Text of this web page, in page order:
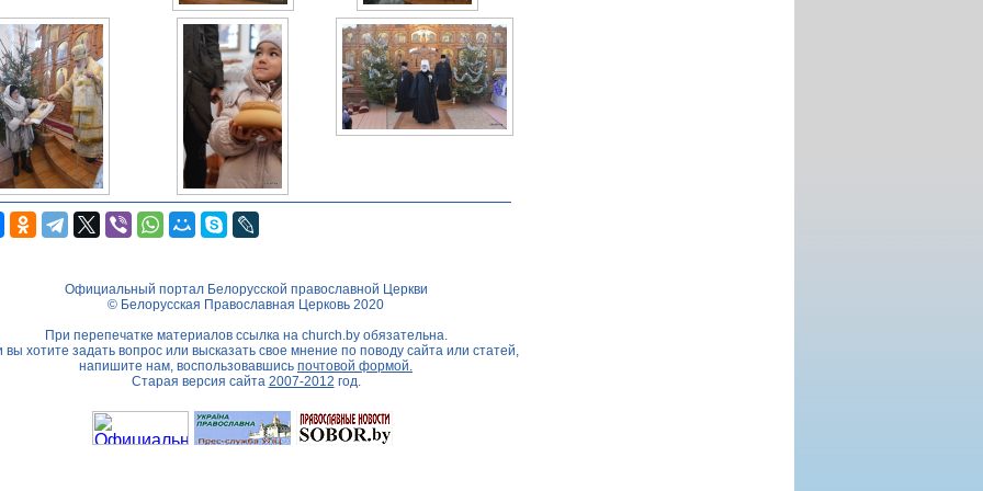
Официальный портал Белорусской православной Церкви
© Белорусская Православная Церковь 2020
При перепечатке материалов ссылка на church.byобязательна.
вы хотите задать вопрос или высказать свое мнение по поводу сайта или статей,
напишите нам, воспользовавшись почтовой формой.
Старая версия сайта 2007-2012 год.